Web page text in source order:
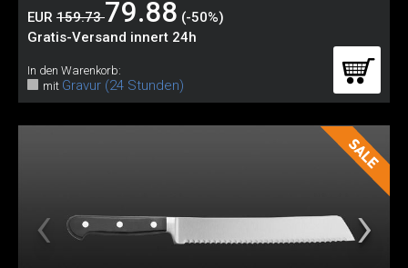
EUR 159.7379.88 (-50%)
Gratis-Versand innert 24h
In den Warenkorb:
mit Gravur (24 Stunden)